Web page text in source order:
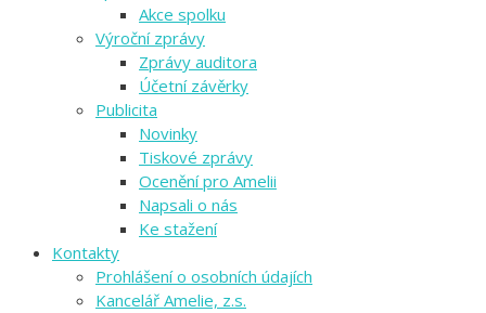
Akce spolku
Výroční zprávy
Zprávy auditora
Účetní závěrky
Publicita
Novinky
Tiskové zprávy
Ocenění pro Amelii
Napsali o nás
Ke stažení
Kontakty
Prohlášení o osobních údajích
Kancelář Amelie, z.s.